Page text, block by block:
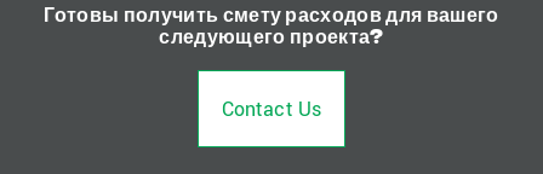
Готовы получить смету расходов для вашего
следующего проекта?
Contact Us